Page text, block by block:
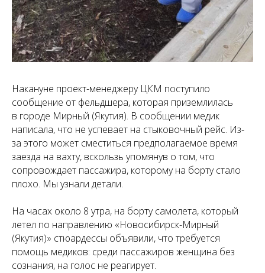
Накануне проект-менеджеру ЦКМ поступило
сообщение от фельдшера, которая приземлилась
в городе Мирный (Якутия). В сообщении медик
написала, что не успевает на стыковочный рейс. Из-
за этого может сместиться предполагаемое время
заезда на вахту, вскользь упомянув о том, что
сопровождает пассажира, которому на борту стало
плохо. Мы узнали детали.
На часах около 8 утра, на борту самолета, который
летел по направлению «Новосибирск-Мирный
(Якутия)» стюардессы объявили, что требуется
помощь медиков: среди пассажиров женщина без
сознания, на голос не реагирует.